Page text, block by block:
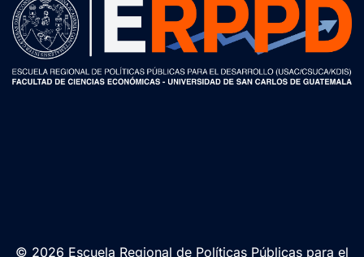
© 2026 Escuela Regional de Políticas Públicas para el